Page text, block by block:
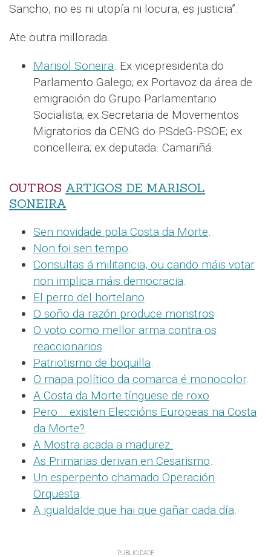
Sancho, no es ni utopía ni locura, es justicia”.
Ate outra millorada.
Marisol Soneira. Ex vicepresidenta do
Parlamento Galego; ex Portavoz da área de
emigración do Grupo Parlamentario
Socialista; ex Secretaria de Movementos
Migratorios da CENG do PSdeG-PSOE; ex
concelleira; ex deputada. Camariñá.
OUTROS ARTIGOS DE MARISOL
SONEIRA
Sen novidade pola Costa da Morte.
Non foi sen tempo.
Consultas á militancia, ou cando máis votar
non implica máis democracia.
El perro del hortelano.
O soño da razón produce monstros
O voto como mellor arma contra os
reaccionarios.
Patriotismo de boquilla.
O mapa político da comarca é monocolor.
A Costa da Morte tínguese de roxo.
Pero... existen Eleccións Europeas na Costa
da Morte?.
A Mostra acada a madurez.
As Primarias derivan en Cesarismo.
Un esperpento chamado Operación
Orquesta.
A igualdalde que hai que gañar cada día.